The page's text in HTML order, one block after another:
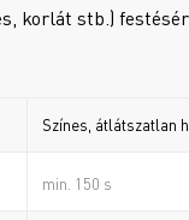
korlát stb.)
Színes, átlátszatlan
min. 150 s